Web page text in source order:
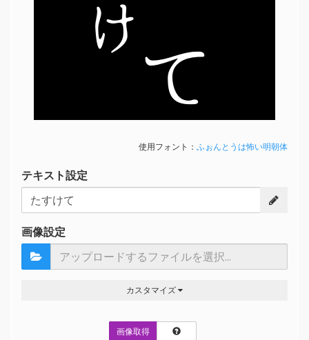
け
て
使用フォント： ふぉんとうは怖い明朝体
テキスト設定
画像設定
カスタマイズ
画像取得